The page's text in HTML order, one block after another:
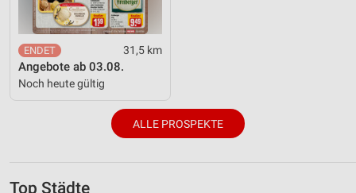
31,5 km
Angebote ab 03.08.
Noch heute gültig
ALLE PROSPEKTE
Top Städte